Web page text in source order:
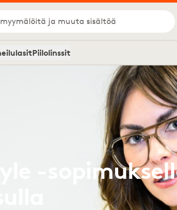
ja muuta sisältöä
Piilolinssit
-